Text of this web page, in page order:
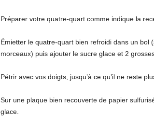
Préparer votre quatre-quart comme indique la
Émietter le quatre-quart bien refroidi dans un bol
morceaux) puis ajouter le sucre glace et 2
Pétrir avec vos doigts, jusqu’à ce qu’il ne reste
Sur une plaque bien recouverte de papier
glace.